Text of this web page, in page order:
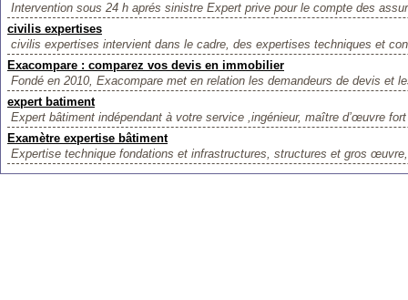
Intervention sous 24 h aprés sinistre Expert prive pour le compte des
civilis expertises
civilis expertises intervient dans le cadre, des expertises techniques et
Exacompare : comparez vos devis en immobilier
Fondé en 2010, Exacompare met en relation les demandeurs de devis et
expert batiment
Expert bâtiment indépendant à votre service ,ingénieur, maître d’œuvre
Examètre expertise bâtiment
Expertise technique fondations et infrastructures, structures et gros